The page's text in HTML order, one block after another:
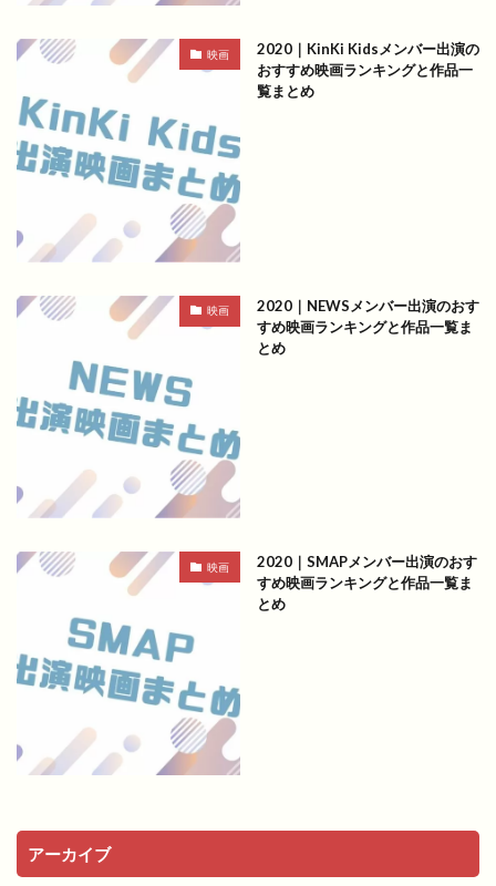
映画
2020｜KinKi Kidsメンバー出演の
おすすめ映画ランキングと作品一
覧まとめ
映画
2020｜NEWSメンバー出演のおす
すめ映画ランキングと作品一覧ま
とめ
映画
2020｜SMAPメンバー出演のおす
すめ映画ランキングと作品一覧ま
とめ
アーカイブ